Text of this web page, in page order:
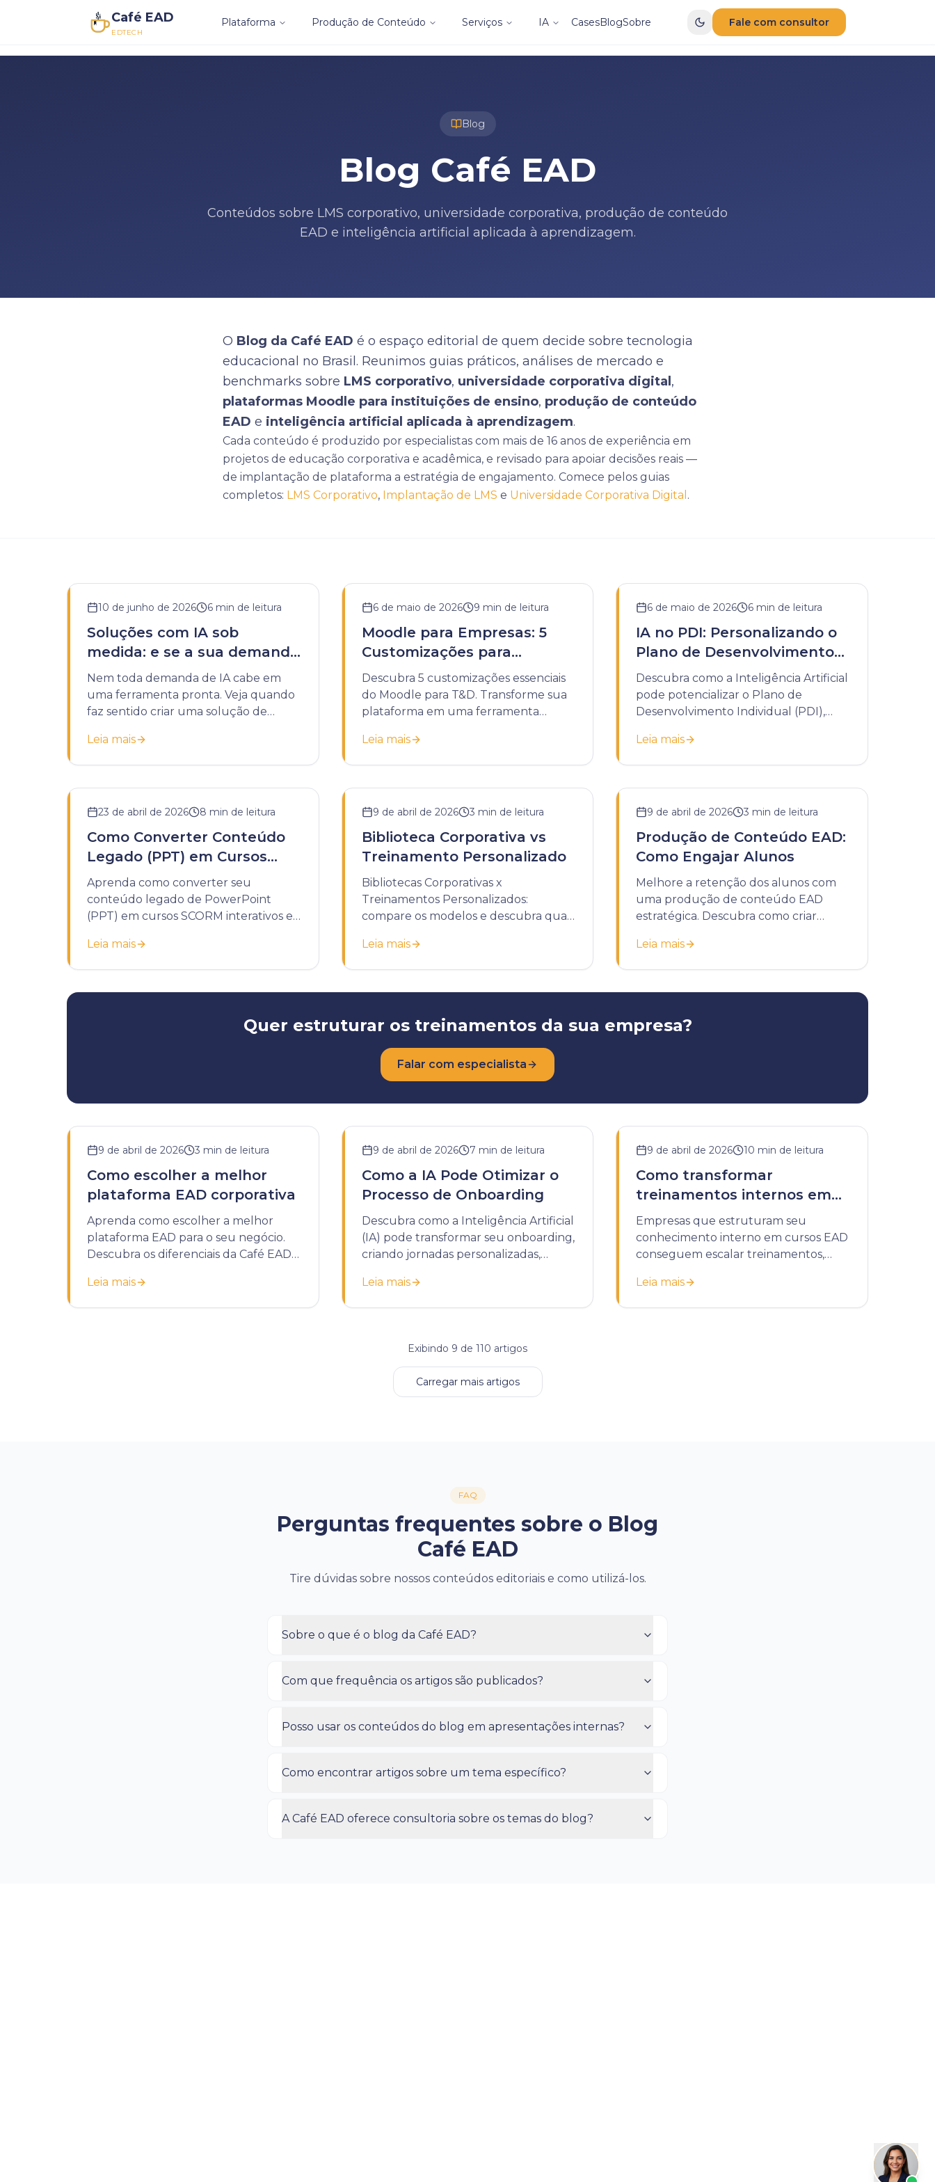
Café EAD
EDTECH
Plataforma Produção de Conteúdo Serviços IA CasesBlogSobre Fale com consultor
Blog
Blog Café EAD
Conteúdos sobre LMS corporativo, universidade corporativa, produção de conteúdo
EAD e inteligência artificial aplicada à aprendizagem.
O Blog da Café EAD é o espaço editorial de quem decide sobre tecnologia
educacional no Brasil. Reunimos guias práticos, análises de mercado e
benchmarks sobre LMS corporativo, universidade corporativa digital ,
plataformas Moodle para instituições de ensino, produção de conteúdo
EAD e inteligência artificial aplicada à aprendizagem.
Cada conteúdo é produzido por especialistas com mais de 16 anos de experiência em
projetos de educação corporativa e acadêmica, e revisado para apoiar decisões reais —
de implantação de plataforma a estratégia de engajamento. Comece pelos guias
completos: LMS Corporativo, Implantação de LMS e Universidade Corporativa Digital .
10 de junho de 2026 6 min de leitura
Soluções com IA sob
medida: e se a sua demanda
não couber em uma
ferramenta pronta?
Nem toda demanda de IA cabe em
uma ferramenta pronta. Veja quando
faz sentido criar uma solução de
sua instituição.
Leia mais
6 de maio de 2026 9 min de leitura
Moodle para Empresas: 5
Customizações para
Treinamentos de T&D
Descubra 5 customizações essenciais
do Moodle para T&D. Transforme sua
plataforma em uma ferramenta
corporativos eficazes.
Leia mais
6 de maio de 2026 6 min de leitura
IA no PDI: Personalizando o
Plano de Desenvolvimento
Individual
Descubra como a Inteligência Artificial
pode potencializar o Plano de
Desenvolvimento Individual (PDI),
personalizado e estratégico.
Leia mais
23 de abril de 2026 8 min de leitura
Como Converter Conteúdo
Legado (PPT) em Cursos
SCORM
Aprenda como converter seu
conteúdo legado de PowerPoint
(PPT) em cursos SCORM interativos e
modernizar seu treinamento
corporativo.
Leia mais
9 de abril de 2026 3 min de leitura
Biblioteca Corporativa vs
Treinamento Personalizado
Bibliotecas Corporativas x
Treinamentos Personalizados:
compare os modelos e descubra qual
desenvolvimento da sua empresa.
Leia mais
9 de abril de 2026 3 min de leitura
Produção de Conteúdo EAD:
Como Engajar Alunos
Melhore a retenção dos alunos com
uma produção de conteúdo EAD
estratégica. Descubra como criar
resultados reais.
Leia mais
Quer estruturar os treinamentos da sua empresa?
Falar com especialista
9 de abril de 2026 3 min de leitura
Como escolher a melhor
plataforma EAD corporativa
Aprenda como escolher a melhor
plataforma EAD para o seu negócio.
Descubra os diferenciais da Café EAD
sua empresa.
Leia mais
9 de abril de 2026 7 min de leitura
Como a IA Pode Otimizar o
Processo de Onboarding
Descubra como a Inteligência Artificial
(IA) pode transformar seu onboarding,
criando jornadas personalizadas,
a retenção.
Leia mais
9 de abril de 2026 10 min de leitura
Como transformar
treinamentos internos em
cursos EAD
Empresas que estruturam seu
conhecimento interno em cursos EAD
conseguem escalar treinamentos,
operacionais com educação
corporativa.
Leia mais
Exibindo 9 de 110 artigos
Carregar mais artigos
FAQ
Perguntas frequentes sobre o Blog
Café EAD
Tire dúvidas sobre nossos conteúdos editoriais e como utilizá-los.
Sobre o que é o blog da Café EAD?
Com que frequência os artigos são publicados?
Posso usar os conteúdos do blog em apresentações internas?
Como encontrar artigos sobre um tema específico?
A Café EAD oferece consultoria sobre os temas do blog?